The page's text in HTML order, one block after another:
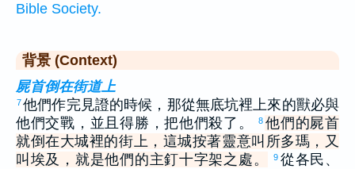
Bible Society.
背景 (Context)
屍首倒在街道上
7他們作完見證的時候，那從無底坑裡上來的獸必與
他們交戰，並且得勝，把他們殺了。
8 他們的屍首
就倒在大城裡的街上，這城按著靈意叫所多瑪，又
叫埃及，就是他們的主釘十字架之處。
9 從各民、